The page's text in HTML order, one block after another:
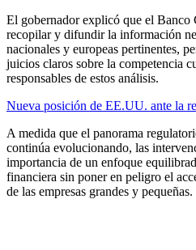
El gobernador explicó que el Banco
recopilar y difundir la información
nacionales y europeas pertinentes,
juicios claros sobre la competencia
responsables de estos análisis.
Nueva posición de EE.UU. ante la
A medida que el panorama
continúa evolucionando, las
importancia de un enfoque
financiera sin poner en peligro el
de las empresas grandes y pequeñas.